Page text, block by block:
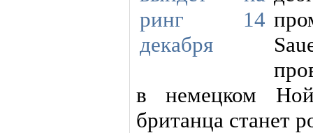
в немецком
британца станет